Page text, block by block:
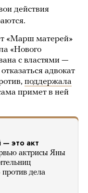
действия
«Марш матерей»
«Нового
с властями —
отказаться адвокат
поддержала
примет в ней
— это акт
актрисы Яны
дела